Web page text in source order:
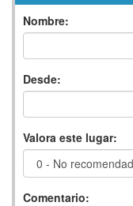
Nombre:
Desde:
Valora este lugar:
Comentario: